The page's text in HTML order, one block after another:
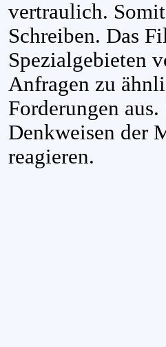
vertraulich.
Schreiben. Das
Spezialgebieten
Anfragen zu
Forderungen
Denkweisen der
reagieren.